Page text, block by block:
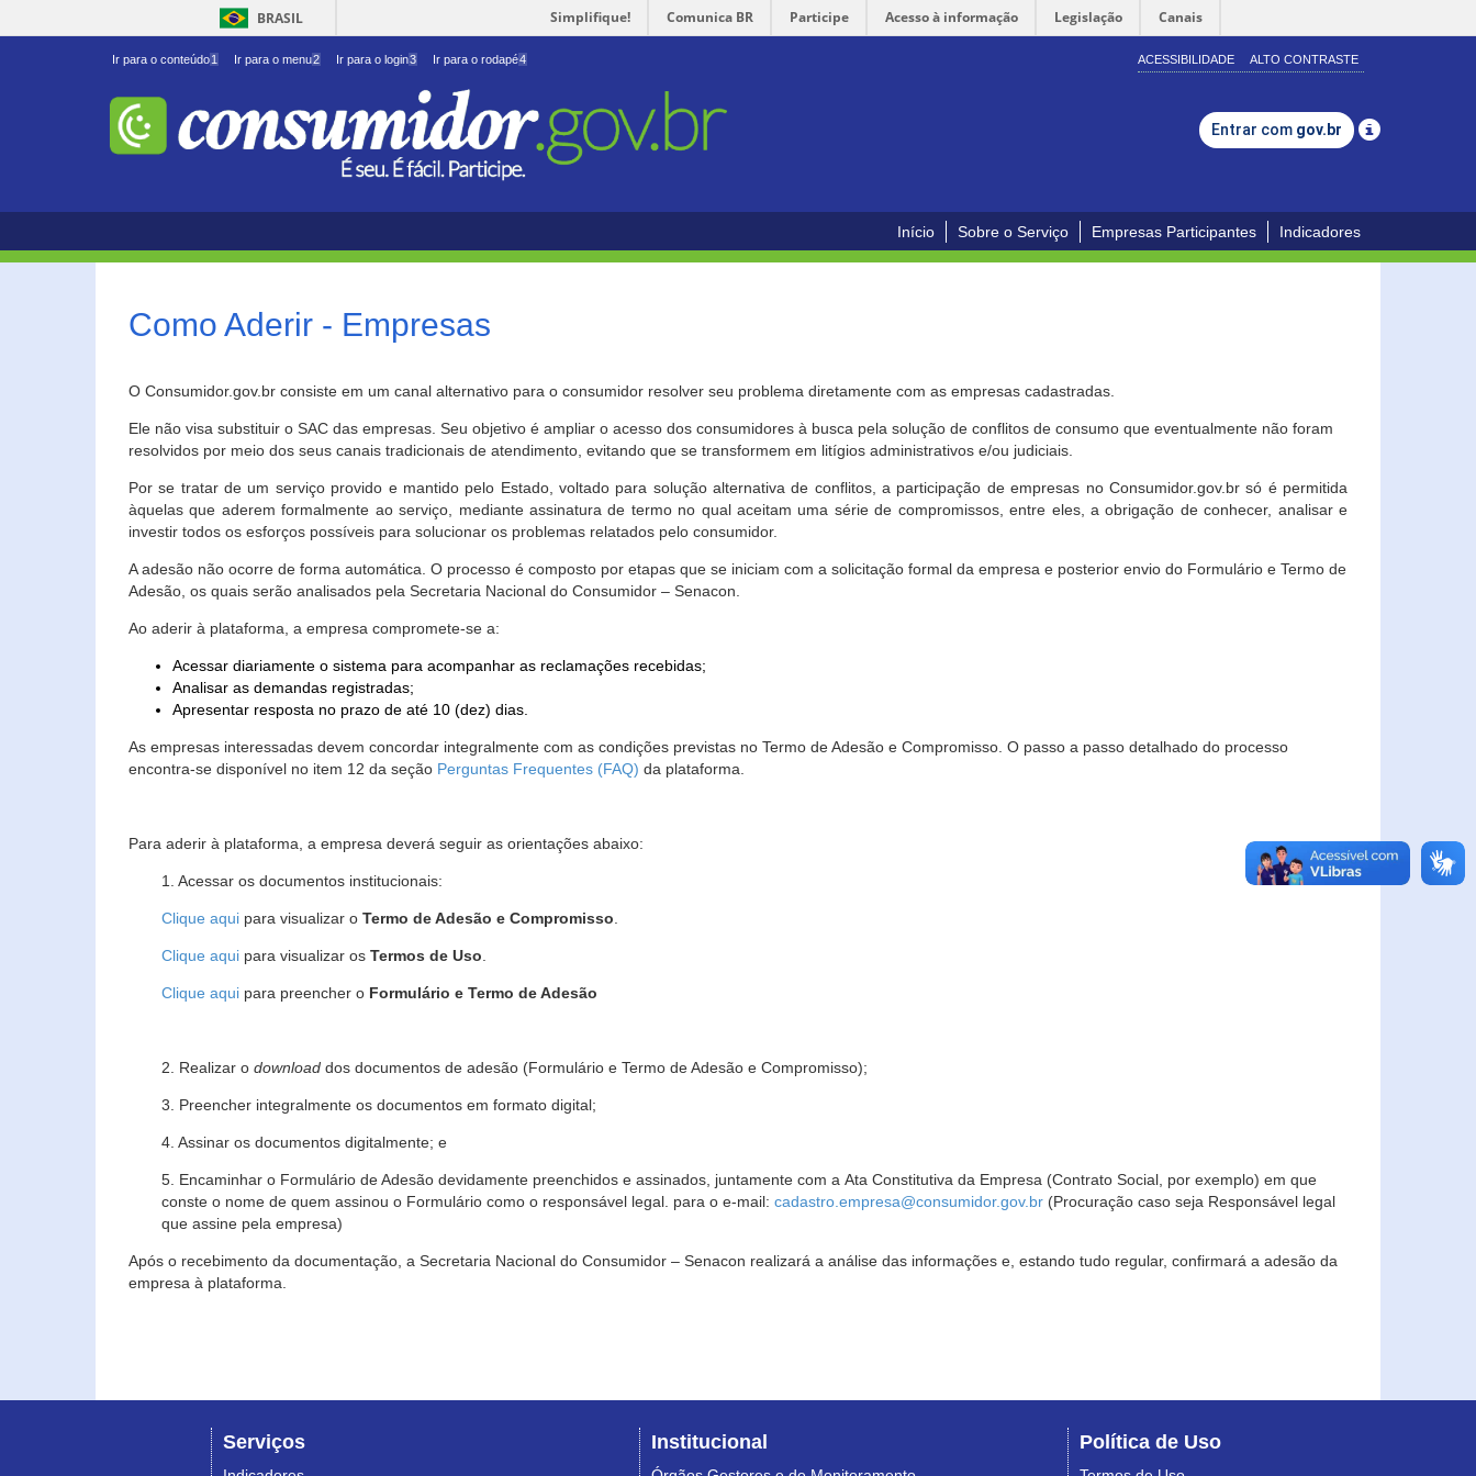
BRASIL Simplifique! Comunica BR Participe Acesso à informação Legislação Canais
Ir para o conteúdo1 Ir para o menu2 Ir para o login3 Ir para o rodapé4 ACESSIBILIDADE ALTO CONTRASTE
Entrar com gov.br
Início Sobre o Serviço Empresas Participantes Indicadores
Como Aderir - Empresas
O Consumidor.gov.br consiste em um canal alternativo para o consumidor resolver seu problema diretamente com as empresas cadastradas.
Ele não visa substituir o SAC das empresas. Seu objetivo é ampliar o acesso dos consumidores à busca pela solução de conflitos de consumo que eventualmente não foram
resolvidos por meio dos seus canais tradicionais de atendimento, evitando que se transformem em litígios administrativos e/ou judiciais.
Por se tratar de um serviço provido e mantido pelo Estado, voltado para solução alternativa de conflitos, a participação de empresas no Consumidor.gov.br só é permitida
àquelas que aderem formalmente ao serviço, mediante assinatura de termo no qual aceitam uma série de compromissos, entre eles, a obrigação de conhecer, analisar e
investir todos os esforços possíveis para solucionar os problemas relatados pelo consumidor.
A adesão não ocorre de forma automática. O processo é composto por etapas que se iniciam com a solicitação formal da empresa e posterior envio do Formulário e Termo de
Adesão, os quais serão analisados pela Secretaria Nacional do Consumidor – Senacon.
Ao aderir à plataforma, a empresa compromete-se a:
Acessar diariamente o sistema para acompanhar as reclamações recebidas;
Analisar as demandas registradas;
Apresentar resposta no prazo de até 10 (dez) dias.
As empresas interessadas devem concordar integralmente com as condições previstas no Termo de Adesão e Compromisso. O passo a passo detalhado do processo
encontra-se disponível no item 12 da seção Perguntas Frequentes (FAQ) da plataforma.
Para aderir à plataforma, a empresa deverá seguir as orientações abaixo:
1. Acessar os documentos institucionais:
Clique aqui para visualizar o Termo de Adesão e Compromisso
Clique aqui para visualizar os Termos de Uso
Clique aqui para preencher o Formulário e Termo de Adesão
2. Realizar o download dos documentos de adesão (Formulário e Termo de Adesão e Compromisso);
3. Preencher integralmente os documentos em formato digital;
4. Assinar os documentos digitalmente; e
5. Encaminhar o Formulário de Adesão devidamente preenchidos e assinados, juntamente com a Ata Constitutiva da Empresa (Contrato Social, por exemplo) em que
conste o nome de quem assinou o Formulário como o responsável legal. para o e-mail: cadastro.empresa@consumidor.gov.br (Procuração caso seja Responsável legal
que assine pela empresa)
Após o recebimento da documentação, a Secretaria Nacional do Consumidor – Senacon realizará a análise das informações e, estando tudo regular, confirmará a adesão da
empresa à plataforma.
Serviços Institucional Política de Uso